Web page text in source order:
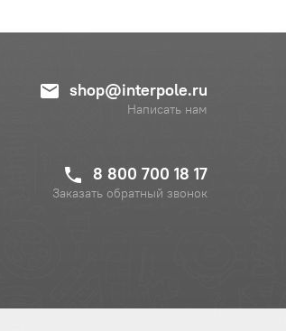
shop@interpole.ru
Написать нам
8 800 700 18 17
Заказать обратный звонок